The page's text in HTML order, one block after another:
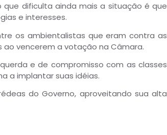
dificulta ainda mais a situação é que
e interesses.
os ambientalistas que eram contra as
vencerem a votação na Câmara.
e de compromisso com as classes
a implantar suas idéias.
do Governo, aproveitando sua alta